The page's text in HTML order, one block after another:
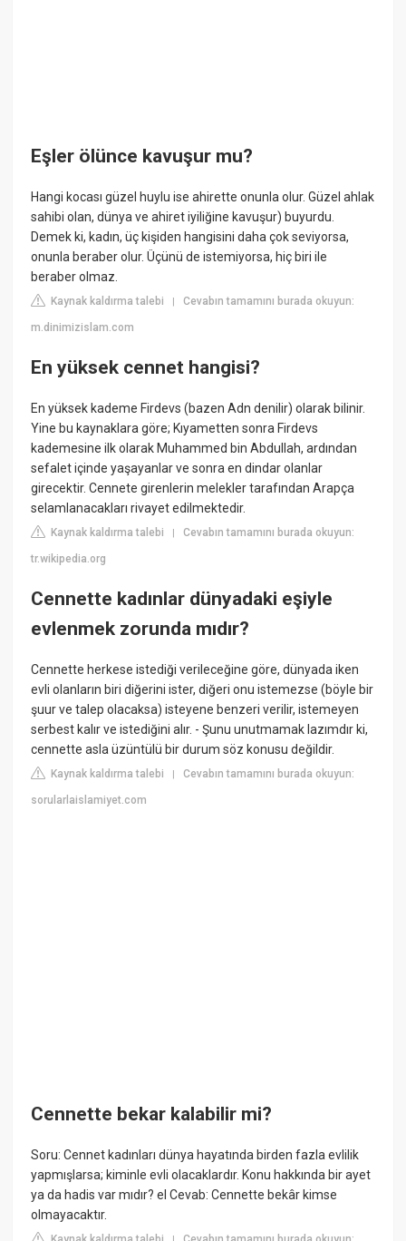
Eşler ölünce kavuşur mu?
Hangi kocası güzel huylu ise ahirette onunla olur. Güzel ahlak
sahibi olan, dünya ve ahiret iyiliğine kavuşur) buyurdu.
Demek ki, kadın, üç kişiden hangisini daha çok seviyorsa,
onunla beraber olur. Üçünü de istemiyorsa, hiç biri ile
beraber olmaz.
Kaynak kaldırma talebi |Cevabın tamamını burada okuyun:
m.dinimizislam.com
En yüksek cennet hangisi?
En yüksek kademe Firdevs (bazen Adn denilir) olarak bilinir.
Yine bu kaynaklara göre; Kıyametten sonra Firdevs
kademesine ilk olarak Muhammed bin Abdullah, ardından
sefalet içinde yaşayanlar ve sonra en dindar olanlar
girecektir. Cennete girenlerin melekler tarafından Arapça
selamlanacakları rivayet edilmektedir.
Kaynak kaldırma talebi |Cevabın tamamını burada okuyun:
tr.wikipedia.org
Cennette kadınlar dünyadaki eşiyle
evlenmek zorunda mıdır?
Cennette herkese istediği verileceğine göre, dünyada iken
evli olanların biri diğerini ister, diğeri onu istemezse (böyle bir
şuur ve talep olacaksa) isteyene benzeri verilir, istemeyen
serbest kalır ve istediğini alır. - Şunu unutmamak lazımdır ki,
cennette asla üzüntülü bir durum söz konusu değildir.
Kaynak kaldırma talebi |Cevabın tamamını burada okuyun:
sorularlaislamiyet.com
Cennette bekar kalabilir mi?
Soru: Cennet kadınları dünya hayatında birden fazla evlilik
yapmışlarsa; kiminle evli olacaklardır. Konu hakkında bir ayet
ya da hadis var mıdır? el Cevab: Cennette bekâr kimse
olmayacaktır.